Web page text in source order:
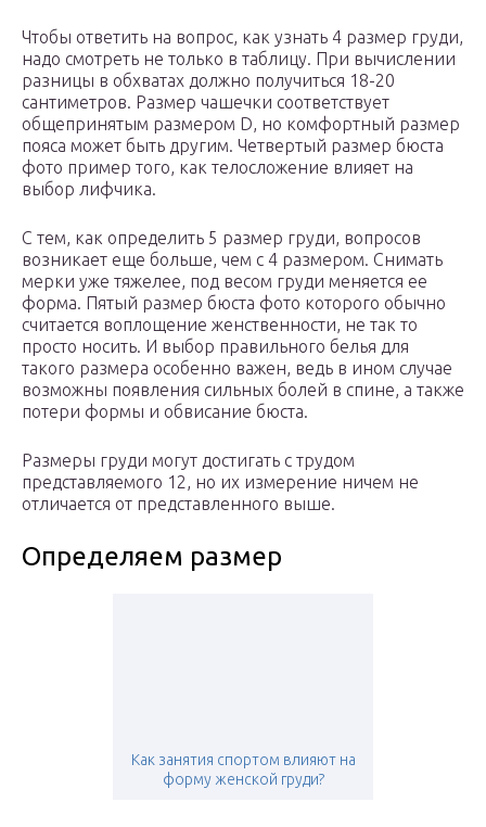
Чтобы ответить на вопрос, как узнать 4 размер груди,
надо смотреть не только в таблицу. При вычислении
разницы в обхватах должно получиться 18-20
сантиметров. Размер чашечки соответствует
общепринятым размером D, но комфортный размер
пояса может быть другим. Четвертый размер бюста
фото пример того, как телосложение влияет на
выбор лифчика.
С тем, как определить 5 размер груди, вопросов
возникает еще больше, чем с 4 размером. Снимать
мерки уже тяжелее, под весом груди меняется ее
форма. Пятый размер бюста фото которого обычно
считается воплощение женственности, не так то
просто носить. И выбор правильного белья для
такого размера особенно важен, ведь в ином случае
возможны появления сильных болей в спине, а также
потери формы и обвисание бюста.
Размеры груди могут достигать с трудом
представляемого 12, но их измерение ничем не
отличается от представленного выше.
Определяем размер
Как занятия спортом влияют на
форму женской груди?